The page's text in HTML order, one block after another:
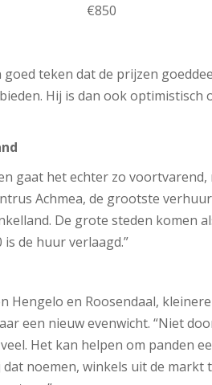
€850
teken dat de prijzen
Hij is dan ook optimistisch
gaat het echter zo
Achmea, de grootste
De grote steden komen
de huur verlaagd.”
Hengelo en Roosendaal,
een nieuw evenwicht. “Niet
Het kan helpen om panden
noemen, winkels uit de markt